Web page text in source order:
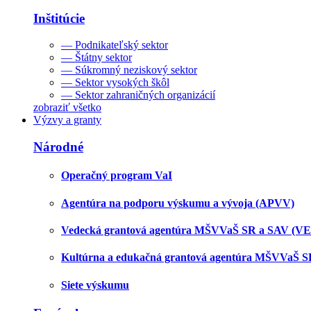
Inštitúcie
— Podnikateľský sektor
— Štátny sektor
— Súkromný neziskový sektor
— Sektor vysokých škôl
— Sektor zahraničných organizácií
zobraziť všetko
Výzvy a granty
Národné
Operačný program VaI
Agentúra na podporu výskumu a vývoja (APVV)
Vedecká grantová agentúra MŠVVaŠ SR a SAV
Kultúrna a edukačná grantová agentúra MŠVVaŠ
Siete výskumu